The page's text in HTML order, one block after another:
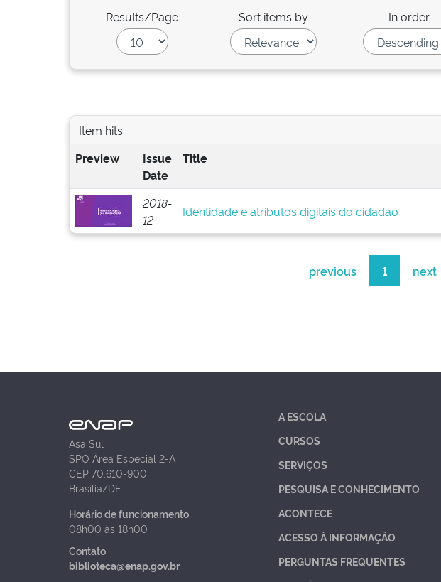
Results/Page Sort items by In order
Item hits:
Preview
Issue
Date
Title
2018-
12
Identidade e atributos digitais do cidadão
previous 1 next
Asa Sul
SPO Área Especial 2-A
CEP 70.610-900
Brasília/DF
Horário de funcionamento
08h00 às 18h00
Contato
biblioteca@enap.gov.br
A ESCOLA
CURSOS
SERVIÇOS
PESQUISA E CONHECIMENTO
ACONTECE
ACESSO À INFORMAÇÃO
PERGUNTAS FREQUENTES